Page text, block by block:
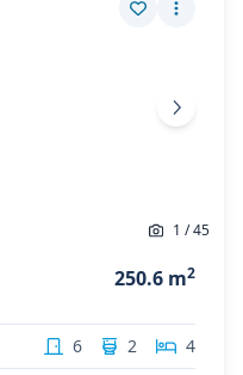
Vista eign
Fleiri
Næsta
1 /45
250.6 m2
6 2 4